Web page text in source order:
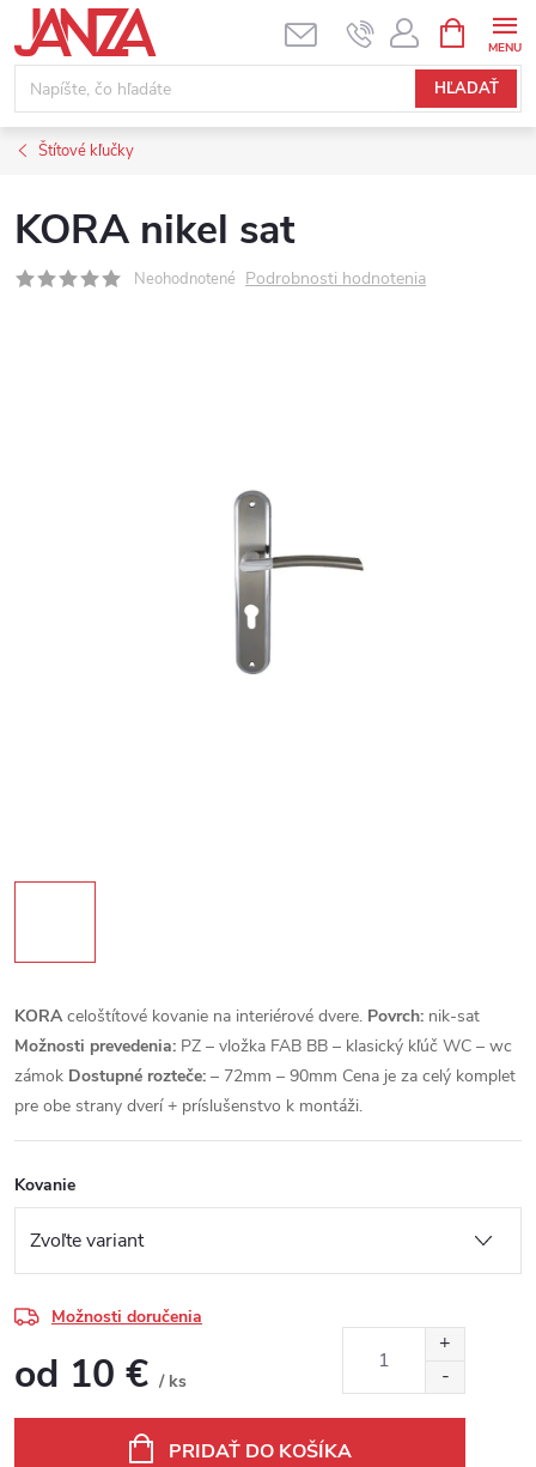
Prejsť na obsah
HĽADAŤ
Štítové kľučky
KORA nikel sat
Neohodnotené Podrobnosti hodnotenia
KORAceloštítové kovanie na interiérové dvere. Povrch: nik-sat
Možnosti prevedenia: PZ – vložka FAB BB – klasický kľúč WC – wc
zámok Dostupné rozteče: – 72mm – 90mm Cena je za celý komplet
pre obe strany dverí + príslušenstvo k montáži.
Kovanie
Možnosti doručenia
od 10 € / ks
PRIDAŤ DO KOŠÍKA